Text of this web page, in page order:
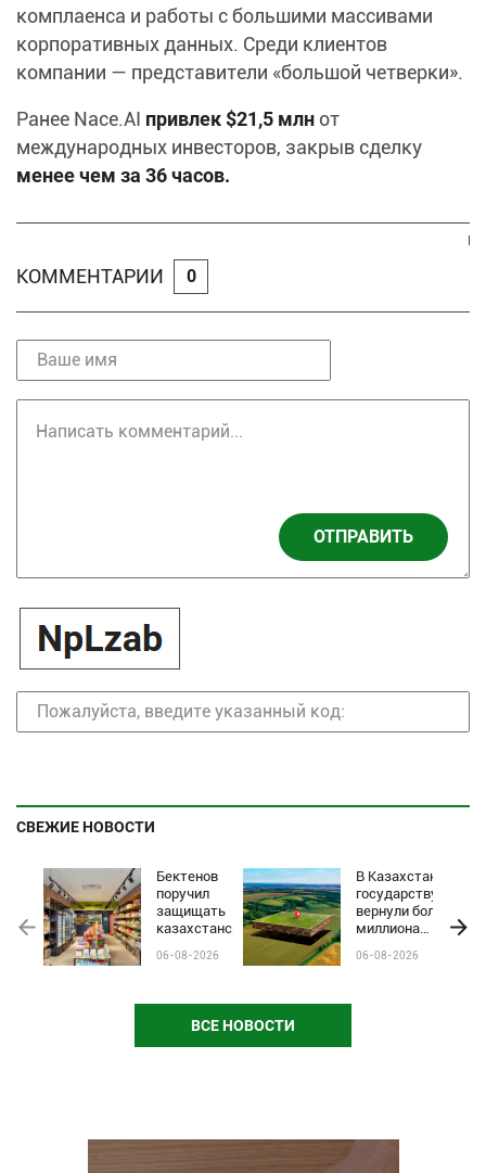
комплаенса и работы с большими массивами
корпоративных данных. Среди клиентов
компании — представители «большой четверки».
Ранее Nace.AI привлек $21,5 млн от
международных инвесторов, закрыв сделку
менее чем за 36 часов.
КОММЕНТАРИИ 0
ОТПРАВИТЬ
СВЕЖИЕ НОВОСТИ
Бектенов
поручил
защищать
казахстанские
чёрного пиара
06-08-2026
В Казахстане
государству
вернули более
миллиона
сельхозземель
06-08-2026
ВСЕ НОВОСТИ